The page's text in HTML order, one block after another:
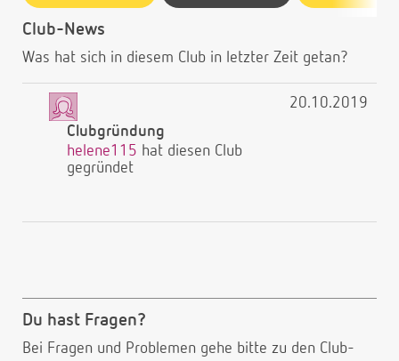
Club-News
Was hat sich in diesem Club in letzter Zeit getan?
Clubgründung
helene115 hat diesen Club
gegründet
20.10.2019
Du hast Fragen?
Bei Fragen und Problemen gehe bitte zu den Club-